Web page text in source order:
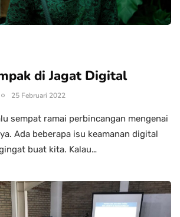
di Jagat Digital
25 Februari 2022
sempat ramai perbincangan mengenai
Ada beberapa isu keamanan digital
buat kita. Kalau…